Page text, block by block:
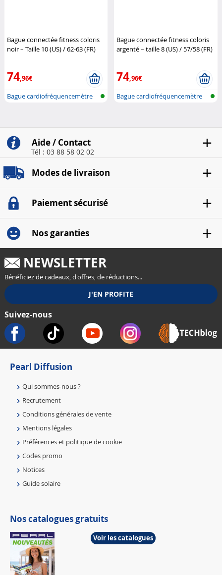
Bague connectée fitness coloris
noir – Taille 10 (US) / 62-63 (FR)
74,96€
Bague cardiofréquencemètre
Bague connectée fitness coloris
argenté – taille 8 (US) / 57/58 (FR)
74,96€
Bague cardiofréquencemètre
Aide / Contact
Tél : 03 88 58 02 02
Modes de livraison
Paiement sécurisé
Nos garanties
NEWSLETTER
Bénéficiez de cadeaux, d'offres, de réductions...
Suivez-nous
Pearl Diffusion
Qui sommes-nous ?
Recrutement
Conditions générales de vente
Mentions légales
Préférences et politique de cookie
Codes promo
Notices
Guide solaire
Nos catalogues gratuits
Voir les catalogues